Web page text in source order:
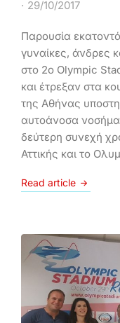
29/10/2017
Παρουσία
γυναίκες, άνδρες
στο 2ο Olympic
και έτρεξαν στα
της Αθήνας
αυτοάνοσα
δεύτερη συνεχή
Αττικής και το
Read article